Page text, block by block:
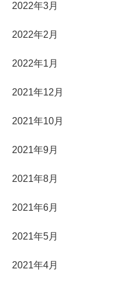
2022年3月
2022年2月
2022年1月
2021年12月
2021年10月
2021年9月
2021年8月
2021年6月
2021年5月
2021年4月